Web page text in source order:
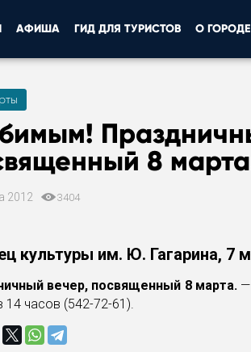
АФИША ГИД ДЛЯ ТУРИСТОВ О ГОРОДЕ
8
2012 3404
культуры им. Ю. Гагарина, 7
вечер, посвященный 8 марта.—
14 часов (542-72-61).